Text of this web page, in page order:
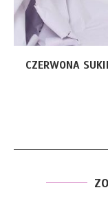
CZERWONA